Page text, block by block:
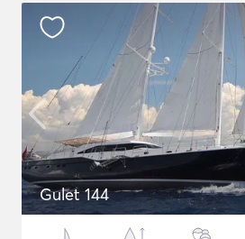
Gulet 144